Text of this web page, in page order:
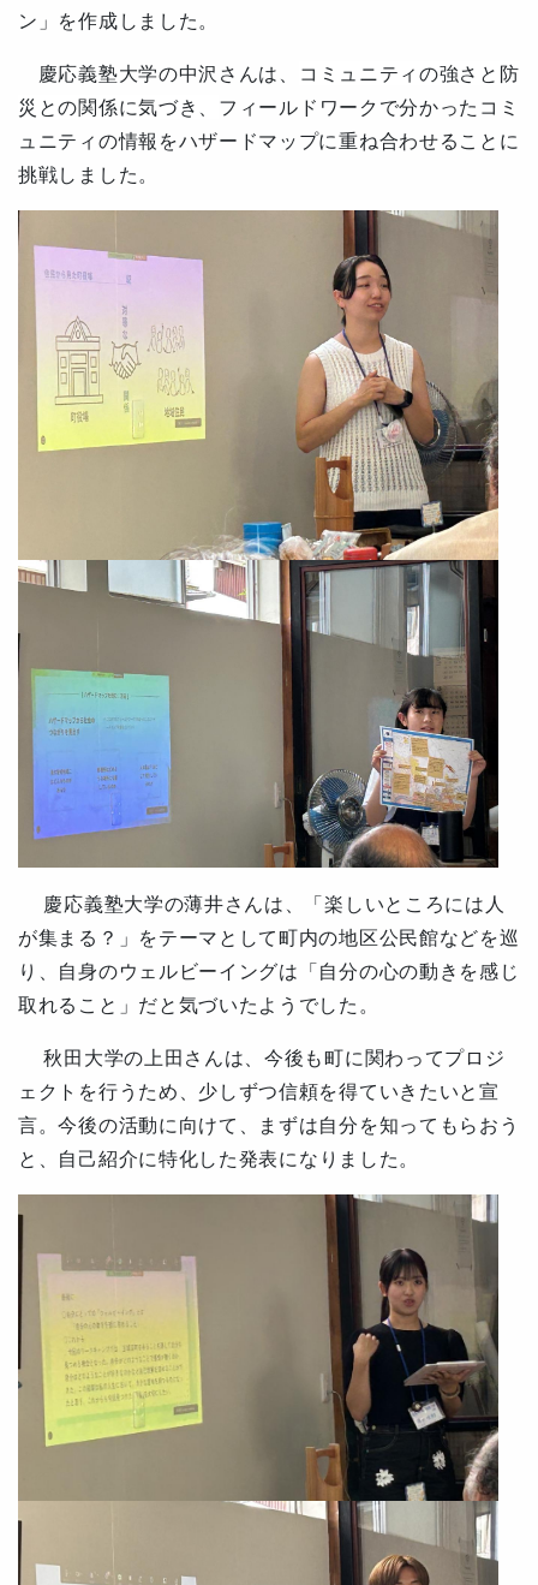
ン」を作成しました。
慶応義塾大学の中沢さんは、
コミュニティの強さと防
災との関係に気づき、 フィールドワークで分かったコミ
ュニティの情報をハザードマップに重ね合わせることに
挑戦しました。
慶応義塾大学の薄井さんは、「楽しいところには人
が集まる？」をテーマとして町内の地区公民館などを巡
り、自身のウェルビーイングは「自分の心の動きを感じ
取れること」だと気づいたようでした。
秋田大学の上田さんは、今後も町に関わってプロジ
ェクトを行うため、少しずつ信頼を得ていきたいと宣
言。今後の活動に向けて、まずは自分を知ってもらおう
と、 自己紹介に特化した発表になりました。